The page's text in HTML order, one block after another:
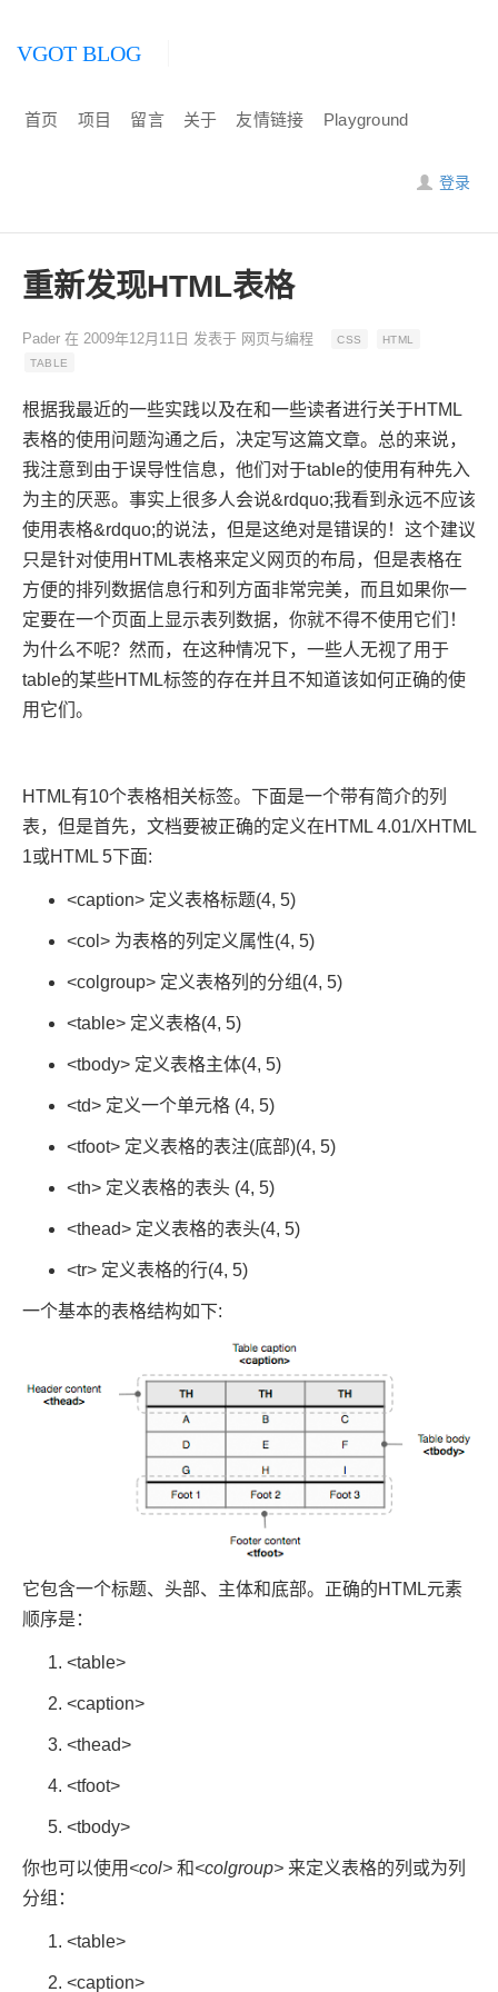
VGOT BLOG
首页 项目 留言 关于 友情链接 Playground
登录
重新发现HTML表格
Pader 在 2009年12月11日 发表于 网页与编程 CSS
HTML
TABLE
根据我最近的一些实践以及在和一些读者进行关于HTML
表格的使用问题沟通之后，决定写这篇文章。总的来说，
我注意到由于误导性信息，他们对于table的使用有种先入
为主的厌恶。事实上很多人会说&rdquo;我看到永远不应该
使用表格&rdquo;的说法，但是这绝对是错误的！这个建议
只是针对使用HTML表格来定义网页的布局，但是表格在
方便的排列数据信息行和列方面非常完美，而且如果你一
定要在一个页面上显示表列数据，你就不得不使用它们！
为什么不呢？然而，在这种情况下，一些人无视了用于
table的某些HTML标签的存在并且不知道该如何正确的使
用它们。
HTML有10个表格相关标签。下面是一个带有简介的列
表，但是首先，文档要被正确的定义在HTML 4.01/XHTML
1或HTML 5下面:
<caption> 定义表格标题(4, 5)
<col> 为表格的列定义属性(4, 5)
<colgroup> 定义表格列的分组(4, 5)
<table> 定义表格(4, 5)
<tbody> 定义表格主体(4, 5)
<td> 定义一个单元格 (4, 5)
<tfoot> 定义表格的表注(底部)(4, 5)
<th> 定义表格的表头 (4, 5)
<thead> 定义表格的表头(4, 5)
<tr> 定义表格的行(4, 5)
一个基本的表格结构如下:
它包含一个标题、头部、主体和底部。正确的HTML元素
顺序是：
<table>
<caption>
<thead>
<tfoot>
<tbody>
你也可以使用 <col> 和<colgroup> 来定义表格的列或为列
分组：
<table>
<caption>